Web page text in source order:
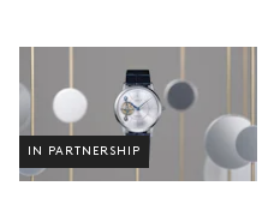
IN PARTNERSHIP